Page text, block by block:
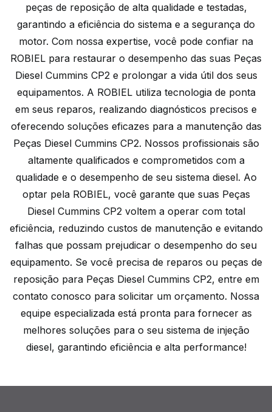
peças de reposição de alta qualidade e testadas,
garantindo a eficiência do sistema e a segurança do
motor. Com nossa expertise, você pode confiar na
ROBIEL para restaurar o desempenho das suas Peças
Diesel Cummins CP2 e prolongar a vida útil dos seus
equipamentos. A ROBIEL utiliza tecnologia de ponta
em seus reparos, realizando diagnósticos precisos e
oferecendo soluções eficazes para a manutenção das
Peças Diesel Cummins CP2. Nossos profissionais são
altamente qualificados e comprometidos com a
qualidade e o desempenho de seu sistema diesel. Ao
optar pela ROBIEL, você garante que suas Peças
Diesel Cummins CP2 voltem a operar com total
eficiência, reduzindo custos de manutenção e evitando
falhas que possam prejudicar o desempenho do seu
equipamento. Se você precisa de reparos ou peças de
reposição para Peças Diesel Cummins CP2, entre em
contato conosco para solicitar um orçamento. Nossa
equipe especializada está pronta para fornecer as
melhores soluções para o seu sistema de injeção
diesel, garantindo eficiência e alta performance!